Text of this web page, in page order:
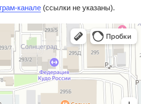
канале (ссылки не указаны).